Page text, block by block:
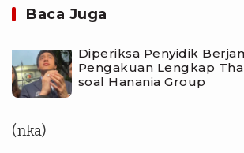
Baca Juga
Diperiksa Penyidik
Pengakuan Lengkap
soal Hanania Group
(nka)